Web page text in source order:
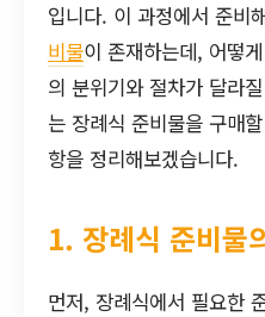
입니다. 이 과정에서 준비
비물이 존재하는데, 어떻
의 분위기와 절차가 달라
는 장례식 준비물을 구매
항을 정리해보겠습니다.
1. 장례식 준비물
먼저, 장례식에서 필요한